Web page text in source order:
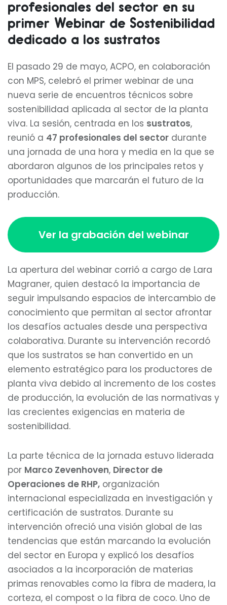
profesionales del sector en su
primer Webinar de Sostenibilidad
dedicado a los sustratos
El pasado 29 de mayo, ACPO, en colaboración
con MPS, celebró el primer webinar de una
nueva serie de encuentros técnicos sobre
sostenibilidad aplicada al sector de la planta
viva. La sesión, centrada en los sustratos,
reunió a 47 profesionales del sector durante
una jornada de una hora y media en la que se
abordaron algunos de los principales retos y
oportunidades que marcarán el futuro de la
producción.
Ver la grabación del webinar
La apertura del webinar corrió a cargo de Lara
Magraner, quien destacó la importancia de
seguir impulsando espacios de intercambio de
conocimiento que permitan al sector afrontar
los desafíos actuales desde una perspectiva
colaborativa. Durante su intervención recordó
que los sustratos se han convertido en un
elemento estratégico para los productores de
planta viva debido al incremento de los costes
de producción, la evolución de las normativas y
las crecientes exigencias en materia de
sostenibilidad.
La parte técnica de la jornada estuvo liderada
por Marco Zevenhoven, Director de
Operaciones de RHP, organización
internacional especializada en investigación y
certificación de sustratos. Durante su
intervención ofreció una visión global de las
tendencias que están marcando la evolución
del sector en Europa y explicó los desafíos
asociados a la incorporación de materias
primas renovables como la fibra de madera, la
corteza, el compost o la fibra de coco. Uno de